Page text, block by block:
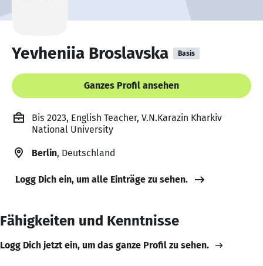
Yevheniia Broslavska Basis
Ganzes Profil ansehen
Bis 2023, English Teacher, V.N.Karazin Kharkiv
National University
Berlin, Deutschland
Logg Dich ein, um alle Einträge zu sehen.
Fähigkeiten und Kenntnisse
Logg Dich jetzt ein, um das ganze Profil zu sehen.